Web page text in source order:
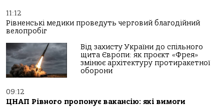
11:12
Рівненські медики проведуть черговий благодійний
велопробіг
Від захисту України до спільного
щита Європи: як проєкт «Фрея»
змінює архітектуру протиракетної
оборони
09:12
ЦНАП Рівного пропонує вакансію: які вимоги